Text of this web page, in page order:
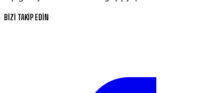
BİZİ TAKİP EDİN